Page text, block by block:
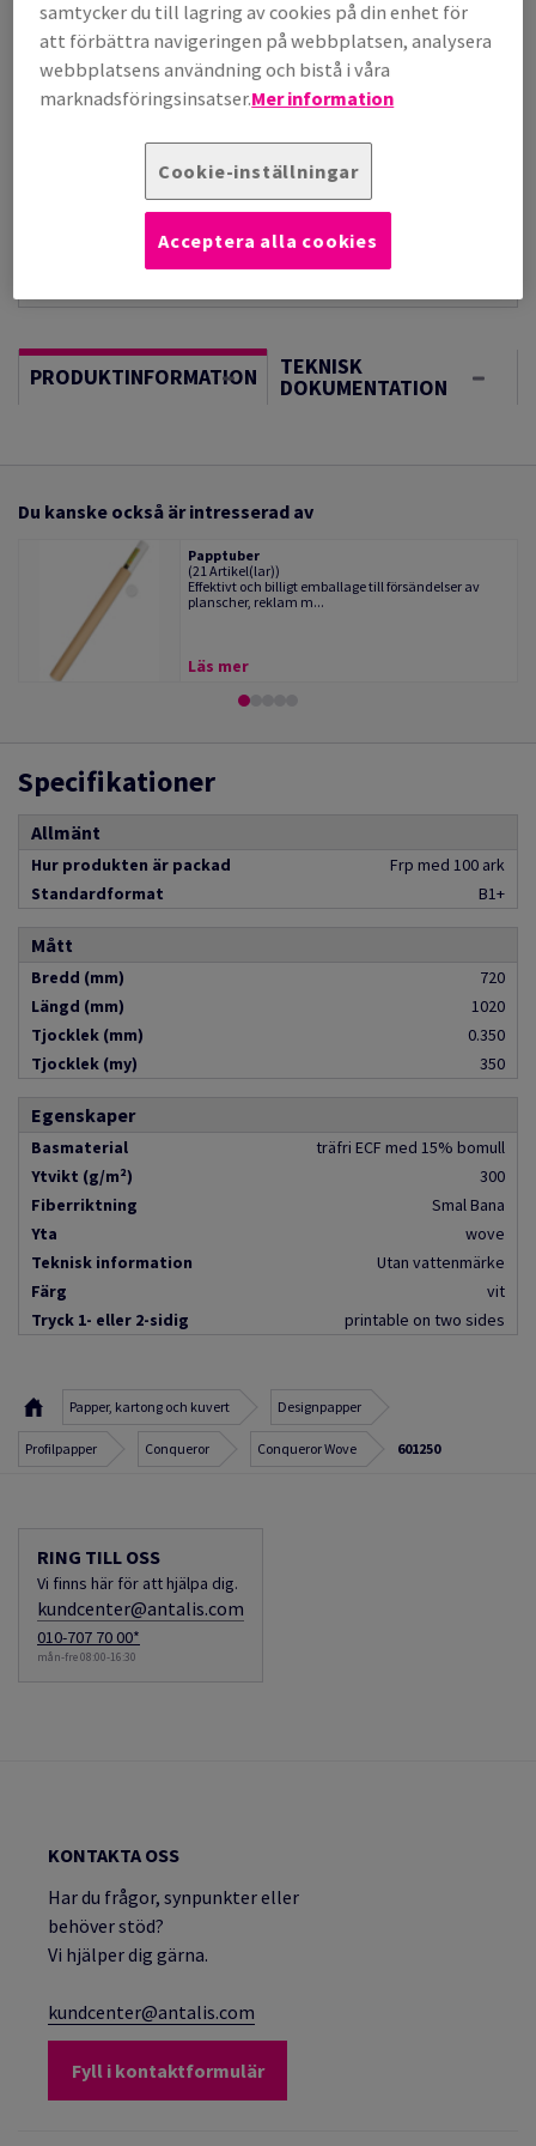
(220 kg )
I LAGER, LÄNGRE LEVERANS, FÖRVÄNTAT LEV.DATUM
18/08/2026
Vägledning om enheter
PRODUKTINFORMATION TEKNISK
DOKUMENTATION
Du kanske också är intresserad av
Papptuber
(21 Artikel(lar))
Effektivt och billigt emballage till försändelser av
planscher, reklam m...
Läs mer
Specifikationer
Allmänt
Hur produkten är packad
Frp med 100 ark
Standardformat
B1+
Mått
Bredd (mm)
720
Längd (mm)
1020
Tjocklek (mm)
0.350
Tjocklek (my)
350
Egenskaper
Basmaterial
träfri ECF med 15% bomull
Ytvikt (g/m²)
300
Fiberriktning
Smal Bana
Yta
wove
Teknisk information
Utan vattenmärke
Färg
vit
Tryck 1- eller 2-sidig
printable on two sides
Papper, kartong och kuvert Designpapper
Profilpapper Conqueror Conqueror Wove 601250
RING TILL OSS
Vi finns här för att hjälpa dig.
kundcenter@antalis.com
010-707 70 00*
mån-fre 08:00-16:30
KONTAKTA OSS
Har du frågor, synpunkter eller
behöver stöd?
Vi hjälper dig gärna.
kundcenter@antalis.com
Fyll i kontaktformulär
samtycker du till lagring av cookies på din enhet för
att förbättra navigeringen på webbplatsen, analysera
webbplatsens användning och bistå i våra
marknadsföringsinsatser.Mer information
Cookie-inställningar
Acceptera alla cookies